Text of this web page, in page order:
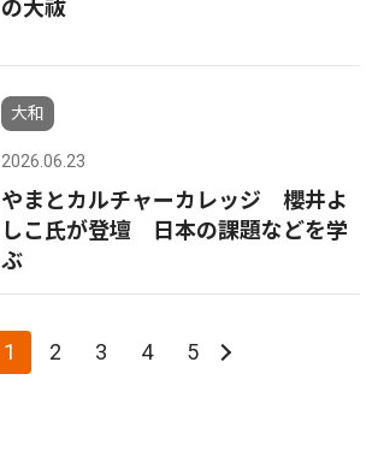
の大祓
大和
2026.06.23
やまとカルチャーカレッジ 櫻井よ
しこ氏が登壇 日本の課題などを学
ぶ
1 2 3 4 5